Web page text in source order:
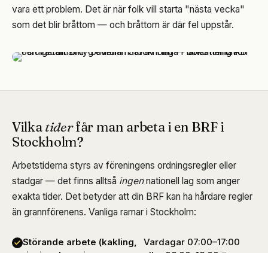
vara ett problem. Det är när folk vill starta "nästa vecka"
som det blir bråttom — och bråttom är där fel uppstår.
Vilkatiderfår man arbeta i en BRF i
Stockholm?
Arbetstiderna styrs av föreningens ordningsregler eller
stadgar — det finns alltså ingennationell lag som anger
exakta tider. Det betyder att din BRF kan ha hårdare regler
än grannförenens. Vanliga ramar i Stockholm:
Störande arbete (kakling,
Vardagar 07:00–17:00